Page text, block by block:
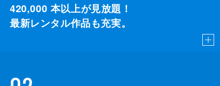
420,000 本以上が見放題！
最新レンタル作品も充実。